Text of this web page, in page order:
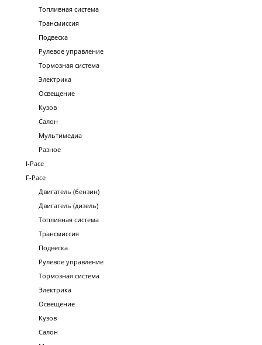
Топливная система
Трансмиссия
Подвеска
Рулевое управление
Тормозная система
Электрика
Освещение
Кузов
Салон
Мультимедиа
Разное
I-Pace
F-Pace
Двигатель (бензин)
Двигатель (дизель)
Топливная система
Трансмиссия
Подвеска
Рулевое управление
Тормозная система
Электрика
Освещение
Кузов
Салон